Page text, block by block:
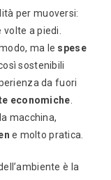
per muoversi:
a piedi.
ma le spese
sostenibili
da fuori
economiche
macchina,
e molto pratica.
è la